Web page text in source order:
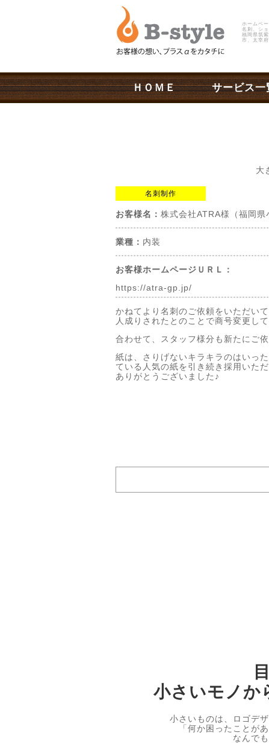
ホームペ
名刺、シ
福岡県筑
市、太宰
ＨＯＭＥ サービス一
大
名刺制作
お客様名： 株式会社ATRA様（福岡県
業種： 内装
お客様ホームページＵＲＬ：
https://atra-gp.jp/
かねてより名刺のご依頼をいただい
人成りされたとのことで商号変更し
合わせて、スタッフ様分も新たにご
紙は、さりげないキラキラのはいっ
ている人気の紙を引き続き採用いただ
ありがとうございました♪
小さいモノか
小さいものは、ロゴデ
「何か困ったことが
なんで